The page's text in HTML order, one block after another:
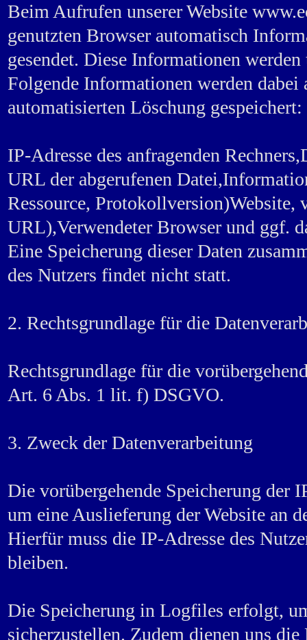
Beim Aufrufen unserer Website
genutzten Browser automatisch
gesendet. Diese Informationen
Folgende Informationen werden dabei
automatisierten Löschung gespeichert:
IP-Adresse des anfragenden
URL der abgerufenen
Ressource,
URL),Verwendeter Browser und ggf.
Eine Speicherung dieser Daten
des Nutzers findet nicht statt.
2. Rechtsgrundlage für die
Rechtsgrundlage für die
Art. 6 Abs. 1 lit. f) DSGVO.
3. Zweck der Datenverarbeitung
Die vorübergehende Speicherung der
um eine Auslieferung der Website an
Hierfür muss die IP-Adresse des
bleiben.
Die Speicherung in Logfiles erfolgt,
sicherzustellen. Zudem dienen uns